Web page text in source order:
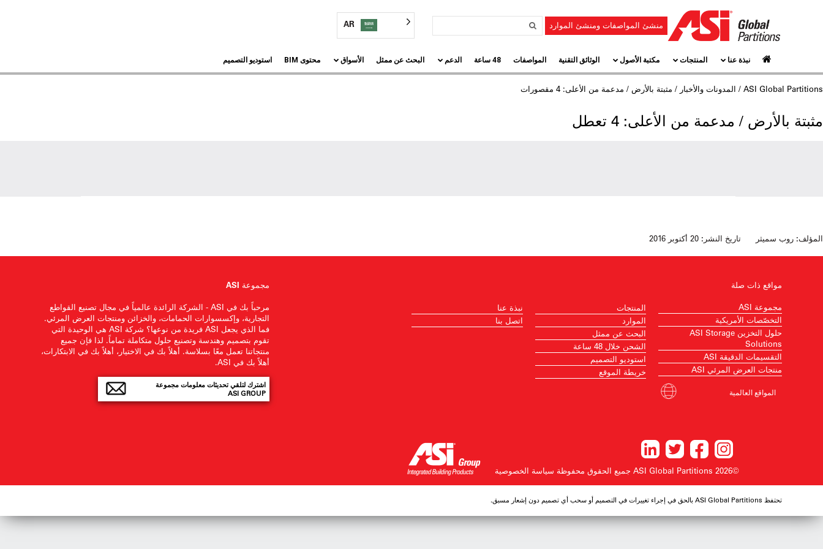
منشئ المواصفات ومنشئ الموارد AR
نبذة عنا المنتجات مكتبة الأصول الوثائق التقنية المواصفات 48 ساعة الدعم البحث عن ممثل الأسواق محتوى BIM استوديو التصميم
ASI Global Partitions
/ المدونات والأخبار / مثبتة بالأرض / مدعمة من الأعلى: 4 مقصورات
مثبتة بالأرض / مدعمة من الأعلى: 4 تعطل
المؤلف: روب سميثر تاريخ النشر:
مجموعة ASI
مرحباً بك في ASI - الشركة الرائدة عالمياً في مجال تصنيع القواطع
التجارية، وإكسسوارات الحمامات، والخزائن ومنتجات العرض المرئي.
فما الذي يجعل ASI فريدة من نوعها؟ شركة ASI هي الوحيدة التي
تقوم بتصميم وهندسة وتصنيع حلول متكاملة تماماً. لذا فإن جميع
منتجاتنا تعمل معًا بسلاسة. أهلاً بك في الاختيار، أهلاً بك في الابتكارات،
أهلاً بك في ASI.
اشترك لتلقي تحديثات معلومات مجموعة
ASI GROUP
نبذة عنا
اتصل بنا
المنتجات
الموارد
البحث عن ممثل
الشحن خلال 48 ساعة
استوديو التصميم
خريطة الموقع
مواقع ذات صلة
مجموعة ASI
التخصّصات الأمريكية
حلول التخزين ASI Storage
Solutions
التقسيمات الدقيقة ASI
منتجات العرض المرئي ASI
المواقع العالمية
©2026 ASI Global Partitions جميع الحقوق محفوظة سياسة الخصوصية
تحتفظ ASI Global Partitions بالحق في إجراء تغييرات في التصميم أو سحب أي تصميم دون إشعار مسبق.